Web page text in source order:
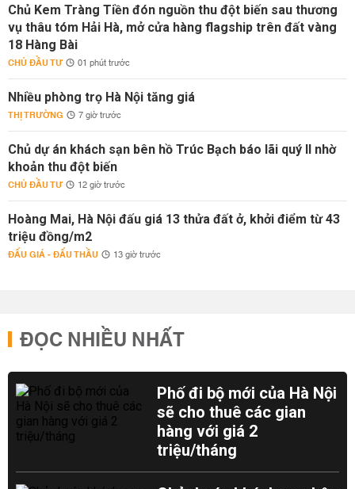
Chủ Kem Tràng Tiền đón nguồn thu đột biến sau thương
vụ thâu tóm Hải Hà, mở cửa hàng flagship trên đất vàng
18 Hàng Bài
CHỦ ĐẦU TƯ 01 phút trước
Nhiều phòng trọ Hà Nội tăng giá
THỊ TRƯỜNG 7 giờ trước
Chủ dự án khách sạn bên hồ Trúc Bạch báo lãi quý II nhờ
khoản thu đột biến
CHỦ ĐẦU TƯ 12 giờ trước
Hoàng Mai, Hà Nội đấu giá 13 thửa đất ở, khởi điểm từ 43
triệu đồng/m2
ĐẤU GIÁ - ĐẤU THẦU 13 giờ trước
ĐỌC NHIỀU NHẤT
Phố đi bộ mới của Hà Nội
sẽ cho thuê các gian
hàng với giá 2
triệu/tháng